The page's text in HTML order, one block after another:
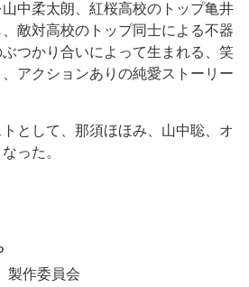
中柔太朗、紅桜高校のトップ亀井
敵対高校のトップ同士による不器
つかり合いによって生まれる、笑
アクションありの純愛ストーリー
として、那須ほほみ、山中聡、オ
った。
製作委員会